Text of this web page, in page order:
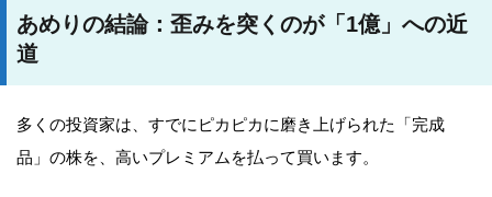
あめりの結論：歪みを突くのが「1億」への近
道
多くの投資家は、すでにピカピカに磨き上げられた「完成
品」の株を、高いプレミアムを払って買います。